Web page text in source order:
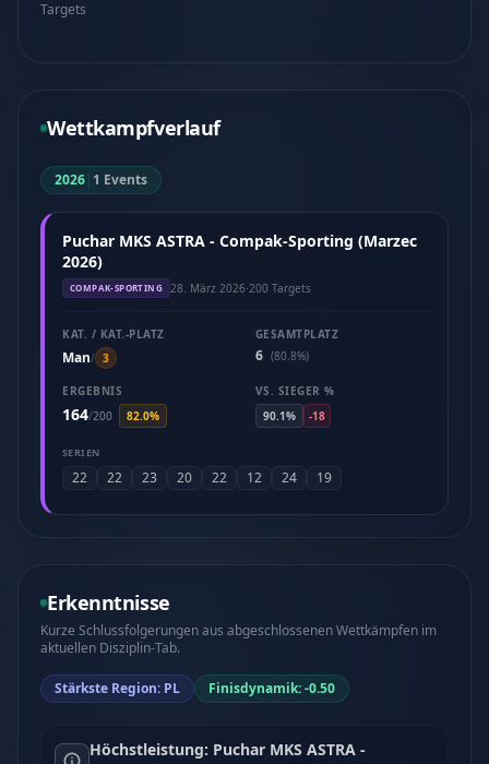
Targets
Wettkampfverlauf
2026| 1 Events
Puchar MKS ASTRA - Compak-Sporting (Marzec
2026)
COMPAK-SPORTING 28. März 2026·200 Targets
KAT. / KAT.-PLATZ
Man/ 3
GESAMTPLATZ
6 (80.8%)
ERGEBNIS
164/200 82.0%
VS. SIEGER %
90.1%
-18
SERIEN
22 22 23 20 22 12 24 19
Erkenntnisse
Kurze Schlussfolgerungen aus abgeschlossenen Wettkämpfen im
aktuellen Disziplin-Tab.
Stärkste Region: PL Finisdynamik: -0.50
Höchstleistung: Puchar MKS ASTRA -